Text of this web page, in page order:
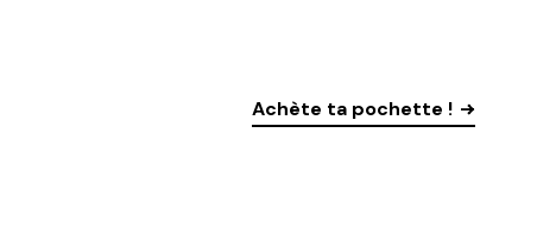
Achète ta pochette !